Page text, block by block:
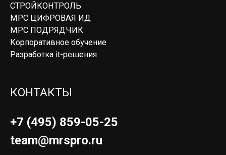
СТРОЙКОНТРОЛЬ
МРС ЦИФРОВАЯ ИД
МРС ПОДРЯДЧИК
Корпоративное обучение
Разработка it-решения
КОНТАКТЫ
+7 (495) 859-05-25
team@mrspro.ru